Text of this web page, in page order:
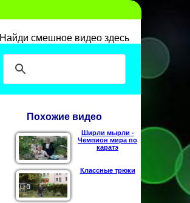
Найди смешное видео здесь
Похожие видео
Ширли мырли -
Чемпион мира по
каратэ
Классные трюки